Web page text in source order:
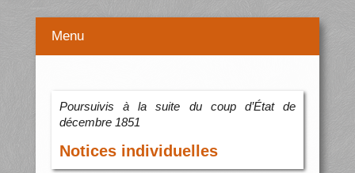
Menu
Poursuivis à la suite du coup d’État de
décembre 1851
Notices individuelles